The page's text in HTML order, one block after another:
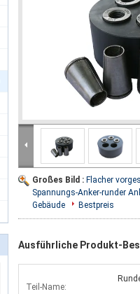
Großes Bild : Flacher
Spannungs-Anker-runder
Gebäude
Bestpreis
Ausführliche Produkt-
Teil-Name: